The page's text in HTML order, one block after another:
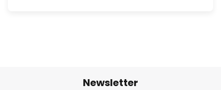
Newsletter